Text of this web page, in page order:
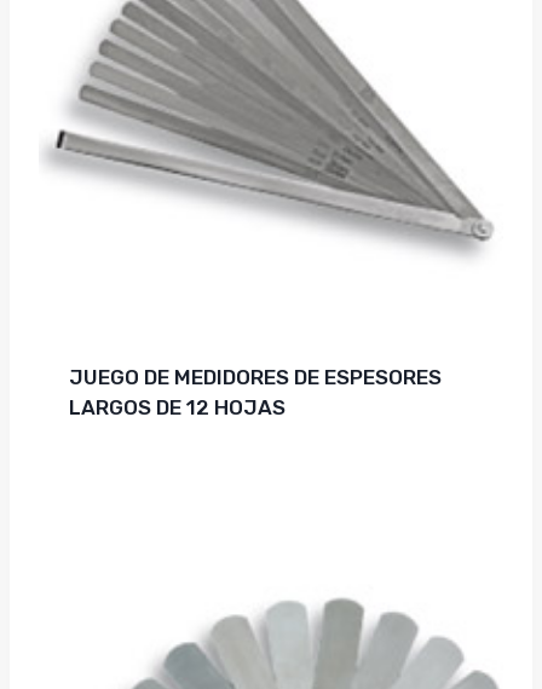
JUEGO DE MEDIDORES DE ESPESORES
LARGOS DE 12 HOJAS